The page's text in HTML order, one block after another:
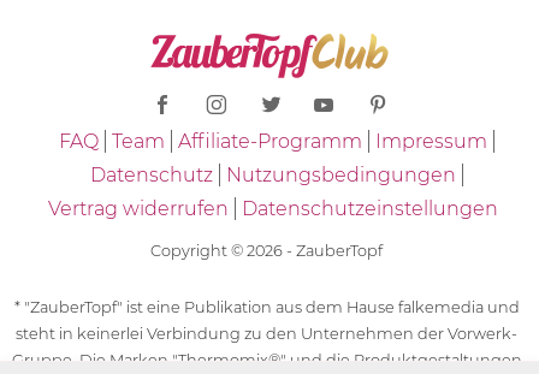
FAQ Team Affiliate-Programm
Impressum
Datenschutz
Nutzungsbedingungen
Vertrag widerrufen
Datenschutzeinstellungen
Copyright © 2026 - ZauberTopf
* "ZauberTopf" ist eine Publikation aus dem Hause falkemedia und
steht in keinerlei Verbindung zu den Unternehmen der Vorwerk-
Gruppe. Die Marken "Thermomix®" und die Produktgestaltungen